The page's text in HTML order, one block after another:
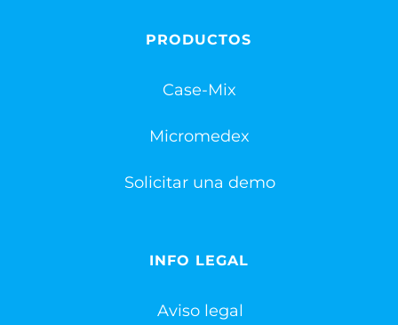
PRODUCTOS
Case-Mix
Micromedex
Solicitar una demo
INFO LEGAL
Aviso legal